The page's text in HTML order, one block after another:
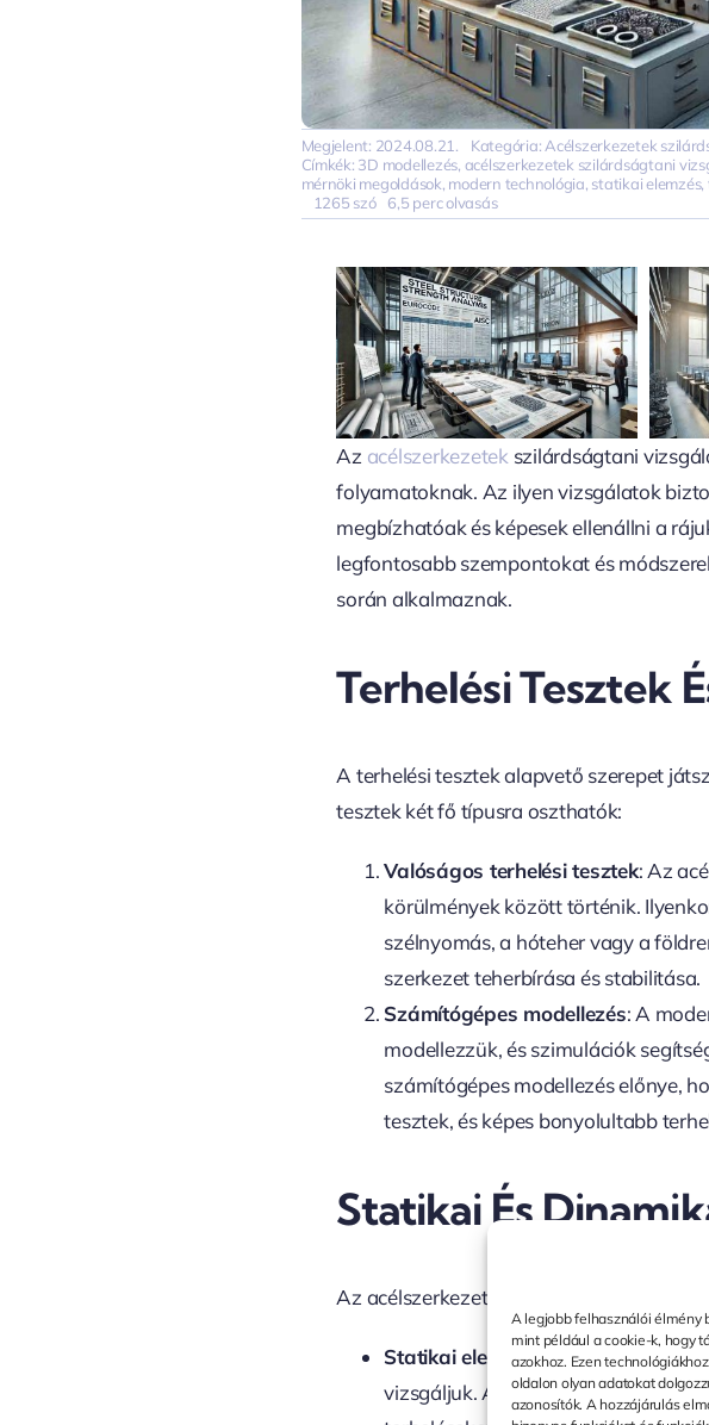
A legjobb felhasználói élmény
mint például a cookie-k, hogy
azokhoz. Ezen
oldalon olyan adatokat
azonosítók. A hozzájárulás
Megjelent: 2024.08.21. Kategória: Acélszerkezetek
Címkék: 3D modellezés, acélszerkezetek szilárdságtani
mérnöki megoldások, modern technológia, statikai elemzés,
1265 szó
6,5 perc olvasás
Az acélszerkezetek szilárdságtani
folyamatoknak. Az ilyen vizsgálatok
megbízhatóak és képesek ellenállni a
legfontosabb szempontokat és
során alkalmaznak.
Terhelési Tesztek
A terhelési tesztek alapvető szerepet
tesztek két fő típusra oszthatók:
Valóságos terhelési tesztek: Az
körülmények között történik.
szélnyomás, a hóteher vagy a
szerkezet teherbírása és stabilitása.
Számítógépes modellezés: A
modellezzük, és szimulációk
számítógépes modellezés előnye,
tesztek, és képes bonyolultabb
Statikai És
Az acélszerkezetek szilárdságtani
Statikai elemzés: Ebben az
vizsgáljuk. A statikai elemzés célja,